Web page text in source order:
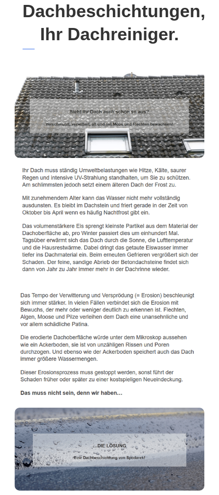
Dachbeschichtungen,
Ihr Dachreiniger.